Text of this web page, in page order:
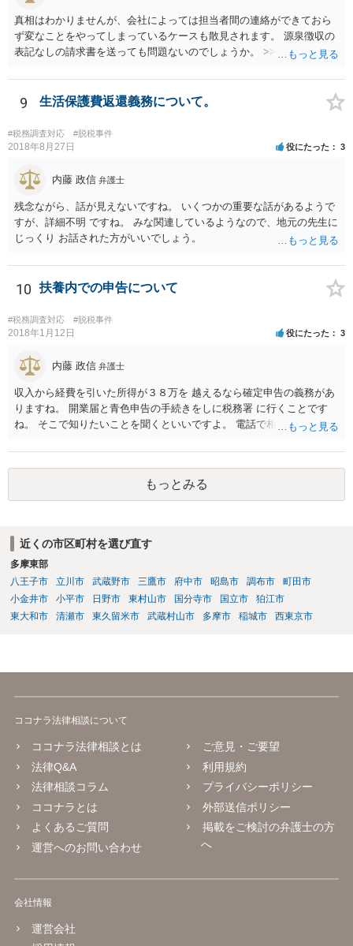
真相はわかりませんが、会社によっては担当者間の連絡ができておら
ず変なことをやってしまっているケースも散見されます。 源泉徴収の
表記なしの請求書を送っても問題ないのでしょうか。 >>違法というこ
書の金額や記載と振込額がズレているのでややこしい瞬間は生じるよ
うに思いますが、間違えず記帳できるのであれば同じく問題はありま
せん。 相手方との関係性にもよりますが、一度相手方の担当者や上司
にしっかりと確認してみても良いかもしれません。
9 生活保護費返還義務について。
#税務調査対応 #脱税事件
2018年8月27日 役にたった 3
内藤 政信 弁護士
残念ながら、話が見えないですね。 いくつかの重要な話があるようで
すが、詳細不明 ですね。 みな関連しているようなので、地元の先生に
じっくり お話された方がいいでしょう。
10 扶養内での申告について
#税務調査対応 #脱税事件
2018年1月12日 役にたった 3
内藤 政信 弁護士
収入から経費を引いた所得が３８万を 越えるなら確定申告の義務があ
りますね。 開業届と青色申告の手続きをしに税務署 に行くことです
ね。 そこで知りたいことを聞くといいですよ。 電話で相談にいくこと
もっとみる
近くの市区町村を選び直す
多摩東部
八王子市
立川市 武蔵野市 三鷹市 府中市 昭島市 調布市
町田市
小金井市
小平市 日野市 東村山市 国分寺市 国立市
狛江市
東大和市
清瀬市 東久留米市 武蔵村山市 多摩市 稲城市 西東京市
ココナラ法律相談について
ココナラ法律相談とは
法律Q&A
法律相談コラム
ココナラとは
よくあるご質問
運営へのお問い合わせ
ご意見・ご要望
利用規約
プライバシーポリシー
外部送信ポリシー
掲載をご検討の弁護士の方
へ
会社情報
運営会社